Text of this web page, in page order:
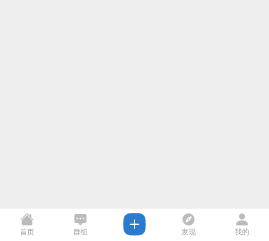
首页 群组 发现 我的